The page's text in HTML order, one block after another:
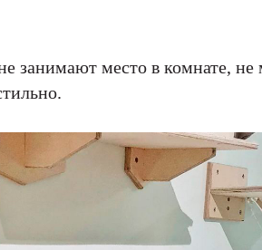
занимают место в комнате,